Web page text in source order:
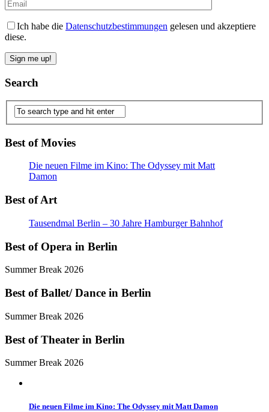
Ich habe die Datenschutzbestimmungen gelesen und akzeptiere
diese.
Search
Best of Movies
Die neuen Filme im Kino: The Odyssey mit Matt
Damon
Best of Art
Tausendmal Berlin – 30 Jahre Hamburger Bahnhof
Best of Opera in Berlin
Summer Break 2026
Best of Ballet/ Dance in Berlin
Summer Break 2026
Best of Theater in Berlin
Summer Break 2026
Die neuen Filme im Kino: The Odyssey mit Matt Damon